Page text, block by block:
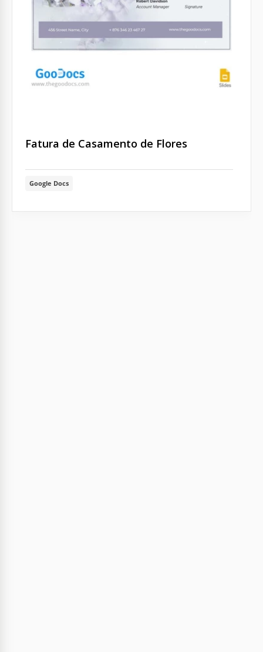
Fatura de Casamento de Flores
Google Docs